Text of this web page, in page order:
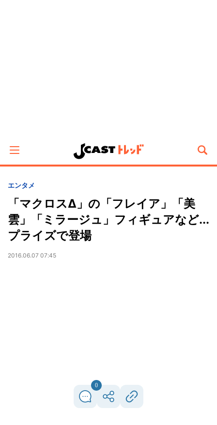
エンタメ
「マクロスΔ」の「フレイア」「美
雲」「ミラージュ」フィギュアなど...
プライズで登場
2016.06.07 07:45
0